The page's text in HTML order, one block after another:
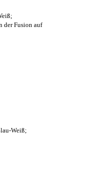
der Fusion auf
Weiß;